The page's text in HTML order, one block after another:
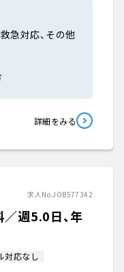
急対応、その他
詳細をみる
求人No.JOB577342
／週5.0日、年
対応なし